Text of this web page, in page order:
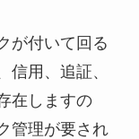
が付いて回る
信用、追証、
在しますの
管理が要され